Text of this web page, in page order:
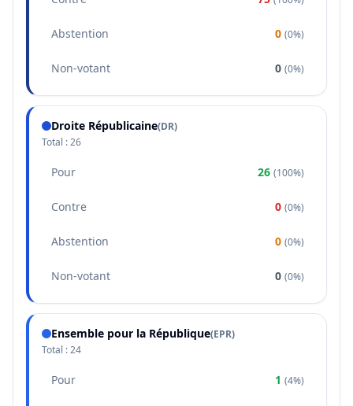
Abstention 0 (0%)
Non-votant 0 (0%)
Droite Républicaine(DR)
Total :26
Pour 26 (100%)
Contre 0 (0%)
Abstention 0 (0%)
Non-votant 0 (0%)
Ensemble pour la République(EPR)
Total :24
Pour 1 (4%)